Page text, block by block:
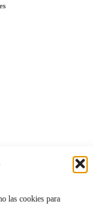
las cookies para